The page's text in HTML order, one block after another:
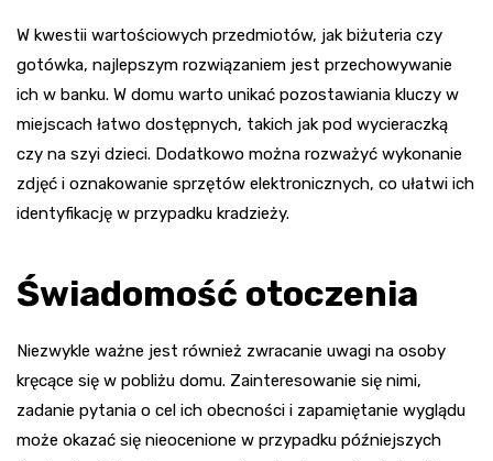
W kwestii wartościowych przedmiotów, jak biżuteria czy
gotówka, najlepszym rozwiązaniem jest przechowywanie
ich w banku. W domu warto unikać pozostawiania kluczy w
miejscach łatwo dostępnych, takich jak pod wycieraczką
czy na szyi dzieci. Dodatkowo można rozważyć wykonanie
zdjęć i oznakowanie sprzętów elektronicznych, co ułatwi ich
identyfikację w przypadku kradzieży.
Świadomość otoczenia
Niezwykle ważne jest również zwracanie uwagi na osoby
kręcące się w pobliżu domu. Zainteresowanie się nimi,
zadanie pytania o cel ich obecności i zapamiętanie wyglądu
może okazać się nieocenione w przypadku późniejszych